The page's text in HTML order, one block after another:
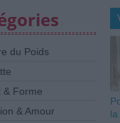
du Poids
& Forme
& Amour